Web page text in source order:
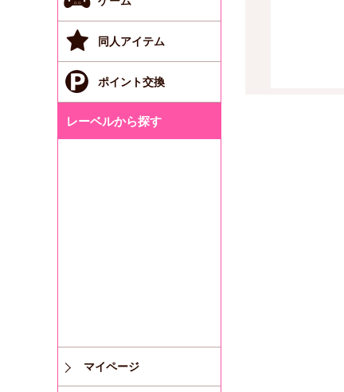
同人アイテム
ポイント交換
レーベルから探す
マイページ